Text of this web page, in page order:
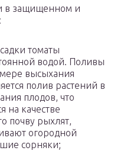
в защищенном и
томаты
водой. Поливы
высыхания
полив растений в
плодов, что
на качестве
почву рыхлят,
огородной
сорняки;